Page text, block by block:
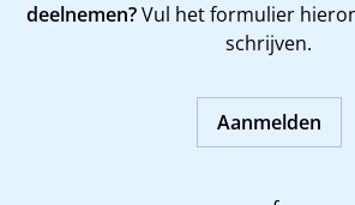
deelnemen?Vul het formulier
schrijven.
Aanmelden